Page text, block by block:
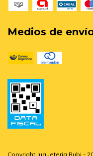
Medios de
Copyright Jugueteria Rubi -